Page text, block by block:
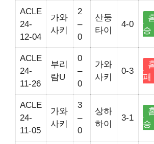
ACLE
24-
12-04
가와
사키
2
–
0
산둥
타이
4-0
승
ACLE
24-
11-26
부리
람U
0
–
0
가와
사키
0-3
패
ACLE
24-
11-05
가와
사키
3
–
0
상하
하이
3-1
승